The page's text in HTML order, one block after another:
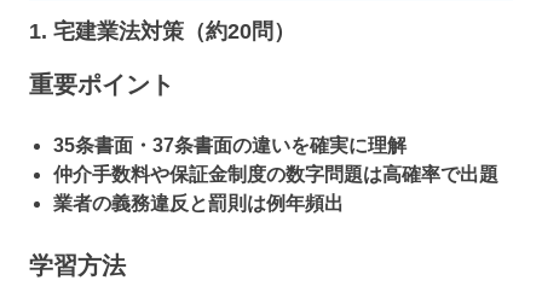
1. 宅建業法対策（約20問）
重要ポイント
35条書面・37条書面の違いを確実に理解
仲介手数料や保証金制度の数字問題は高確率で出題
業者の義務違反と罰則は例年頻出
学習方法